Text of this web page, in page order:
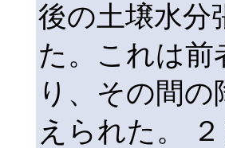
後の土壌水分
た。これは前
り、その間
えられた。